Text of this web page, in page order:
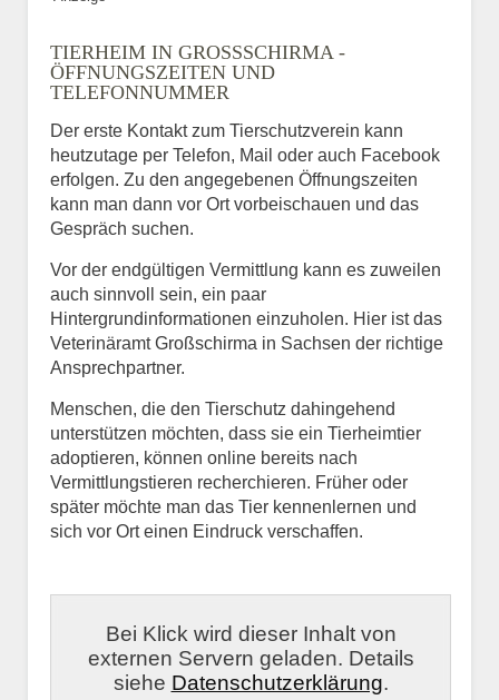
TIERHEIM IN GROSSSCHIRMA - Ö
FFNUNGSZEITEN UND T
ELEFONNUMMER
Der erste Kontakt zum Tierschutzverein kann
heutzutage per Telefon, Mail oder auch Facebook
erfolgen. Zu den angegebenen Öffnungszeiten
kann man dann vor Ort vorbeischauen und das
Gespräch suchen.
Vor der endgültigen Vermittlung kann es zuweilen
auch sinnvoll sein, ein paar
Hintergrundinformationen einzuholen. Hier ist das
Veterinäramt Großschirma in Sachsen der richtige
Ansprechpartner.
Menschen, die den Tierschutz dahingehend
unterstützen möchten, dass sie ein Tierheimtier
adoptieren, können online bereits nach
Vermittlungstieren recherchieren. Früher oder
später möchte man das Tier kennenlernen und
sich vor Ort einen Eindruck verschaffen.
Bei Klick wird dieser Inhalt von
externen Servern geladen. Details
siehe Datenschutzerklärung.